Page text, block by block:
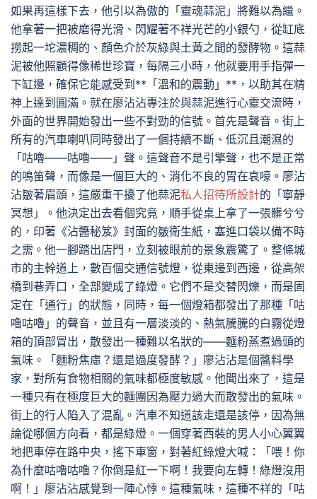
如果再這樣下去，他引以為傲的「靈魂蒜泥」將難以為繼。
他拿著一把被磨得光滑、閃耀著不祥光芒的小銀勺，從缸底
撈起一坨濃稠的、顏色介於灰綠與土黃之間的發酵物。這蒜
泥被他照顧得像稀世珍寶，每隔三小時，他就要用手指彈一
下缸邊，確保它能感受到**「溫和的震動」**，以助其在精
神上達到圓滿。就在廖沾沾專注於與蒜泥進行心靈交流時，
外面的世界開始發出一些不對勁的信號。首先是聲音。街上
所有的汽車喇叭同時發出了一個持續不斷、低沉且潮濕的
「咕嚕——咕嚕——」聲。這聲音不是引擎聲，也不是正常
的鳴笛聲，而像是一個巨大的、消化不良的胃在哀嚎。廖沾
沾皺著眉頭，這嚴重干擾了他蒜泥私人招待所設計的「寧靜
冥想」。他決定出去看個究竟，順手從桌上拿了一張髒兮兮
的，印著《沾醬秘笈》封面的皺衛生紙，塞進口袋以備不時
之需。他一腳踏出店門，立刻被眼前的景象震驚了。整條城
市的主幹道上，數百個交通信號燈，從東邊到西邊，從高架
橋到巷弄口，全部變成了綠燈。它們不是交替閃爍，而是固
定在「通行」的狀態，同時，每一個燈箱都發出了那種「咕
嚕咕嚕」的聲音，並且有一層淡淡的、熱氣騰騰的白霧從燈
箱的頂部冒出，散發出一種難以名狀的——麵粉蒸煮過頭的
氣味。「麵粉焦慮？還是過度發酵？」廖沾沾是個醬料學
家，對所有食物相關的氣味都極度敏感。他聞出來了，這是
一種只有在極度巨大的麵團因為壓力過大而散發出的氣味。
街上的行人陷入了混亂。汽車不知道該走還是該停，因為無
論從哪個方向看，都是綠燈。一個穿著西裝的男人小心翼翼
地把車停在路中央，搖下車窗，對著紅綠燈大喊：「喂！你
為什麼咕嚕咕嚕？你倒是紅一下啊！我要向左轉！綠燈沒用
啊！」廖沾沾感覺到一陣心悸。這種氣味，這種不祥的「咕